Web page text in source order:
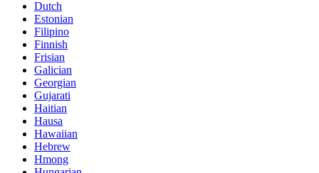
Dutch
Estonian
Filipino
Finnish
Frisian
Galician
Georgian
Gujarati
Haitian
Hausa
Hawaiian
Hebrew
Hmong